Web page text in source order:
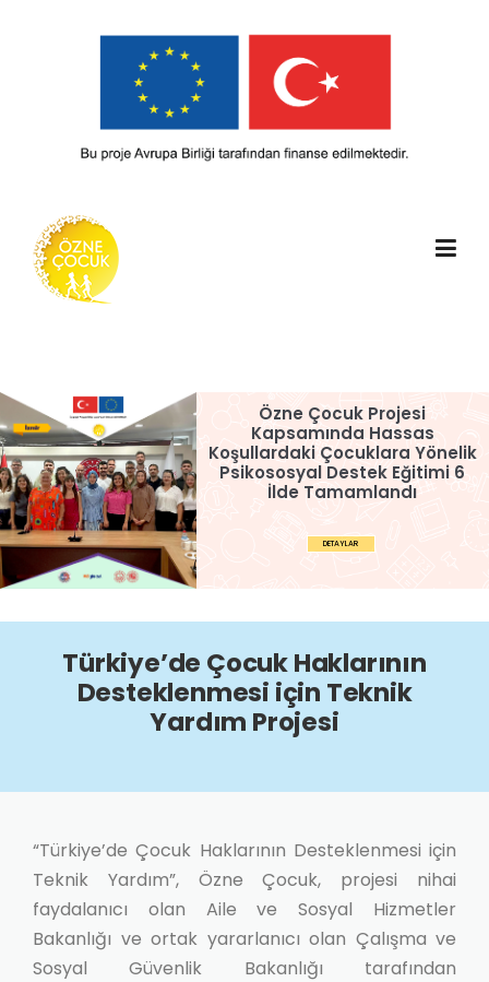
content
Özne Çocuk Projesi
Kapsamında Hassas
Koşullardaki Çocuklara Yönelik
Psikososyal Destek Eğitimi 6
İlde Tamamlandı
DETAYLAR
Türkiye’de Çocuk Haklarının
Desteklenmesi için Teknik
Yardım Projesi
“Türkiye’de Çocuk Haklarının Desteklenmesi için
Teknik Yardım”, Özne Çocuk, projesi nihai
faydalanıcı olan Aile ve Sosyal Hizmetler
Bakanlığı ve ortak yararlanıcı olan Çalışma ve
Sosyal Güvenlik Bakanlığı tarafından